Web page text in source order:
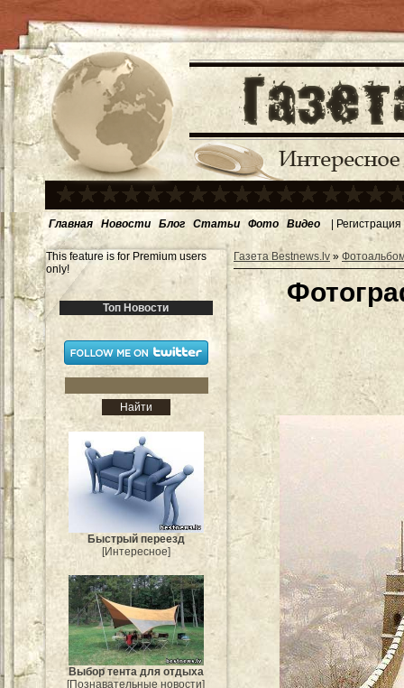
Главная Новости Блог Статьи Фото Видео | Регистрация
This feature is for Premium users
only!
Топ Новости
Быстрый переезд
[Интересное]
Выбор тента для отдыха
[Познавательные новости]
Газета Bestnews.lv»